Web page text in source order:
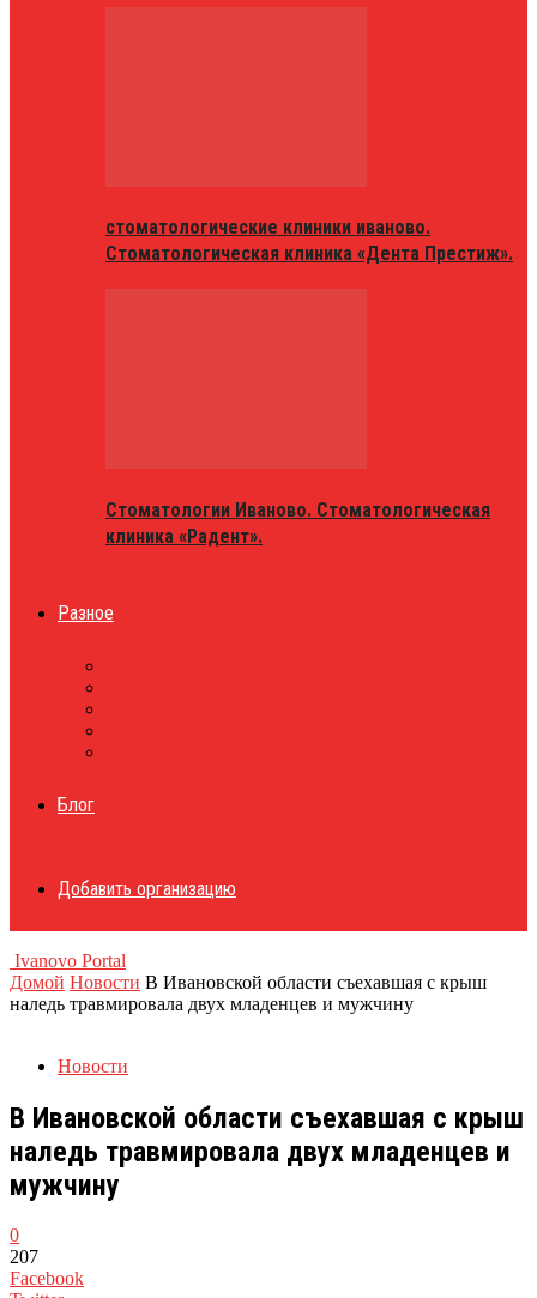
стоматологические клиники иваново.
Стоматологическая клиника «Дента Престиж».
Стоматологии Иваново. Стоматологическая
клиника «Радент».
Разное
Блог
Добавить организацию
Ivanovo Portal
Домой Новости В Ивановской области съехавшая с крыш
наледь травмировала двух младенцев и мужчину
Новости
В Ивановской области съехавшая с крыш
наледь травмировала двух младенцев и
мужчину
0
207
Facebook